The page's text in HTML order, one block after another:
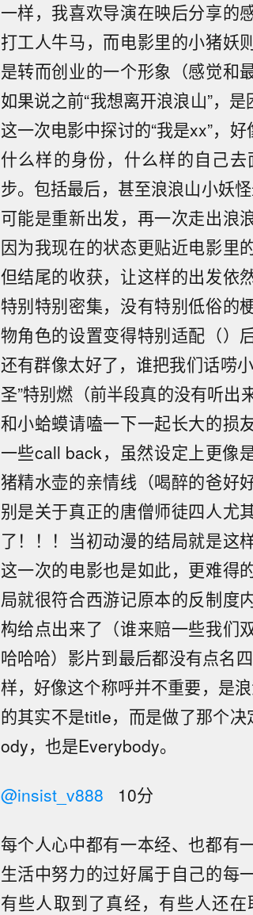
一样，我喜欢导演在映后分享的
打工人牛马，而电影里的小猪妖
是转而创业的一个形象（感觉和
如果说之前“我想离开浪浪山”，
这一次电影中探讨的“我是xx”，
什么样的身份，什么样的自己
步。包括最后，甚至浪浪山小妖
可能是重新出发，再一次走出浪
因为我现在的状态更贴近电影里
但结尾的收获，让这样的出发依
特别特别密集，没有特别低俗的
物角色的设置变得特别适配（）
还有群像太好了，谁把我们话唠
圣”特别燃（前半段真的没有听
和小蛤蟆请嗑一下一起长大的损
一些call back，虽然设定上更像
猪精水壶的亲情线（喝醉的爸好
别是关于真正的唐僧师徒四人尤
了！！！当初动漫的结局就是这
这一次的电影也是如此，更难得
局就很符合西游记原本的反制度
构给点出来了（谁来赔一些我们
哈哈哈）影片到最后都没有点名
样，好像这个称呼并不重要，是
的其实不是title，而是做了那个
ody，也是Everybody。
@insist_v888 10分
每个人心中都有一本经、也都有
生活中努力的过好属于自己的每
有些人取到了真经，有些人还